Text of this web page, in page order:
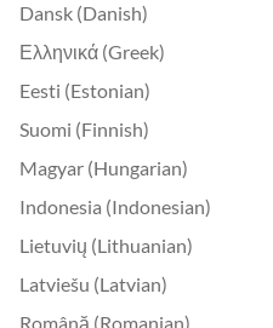
Dansk (Danish)
Ελληνικά (Greek)
Eesti (Estonian)
Suomi (Finnish)
Magyar (Hungarian)
Indonesia (Indonesian)
Lietuvių (Lithuanian)
Latviešu (Latvian)
Română (Romanian)